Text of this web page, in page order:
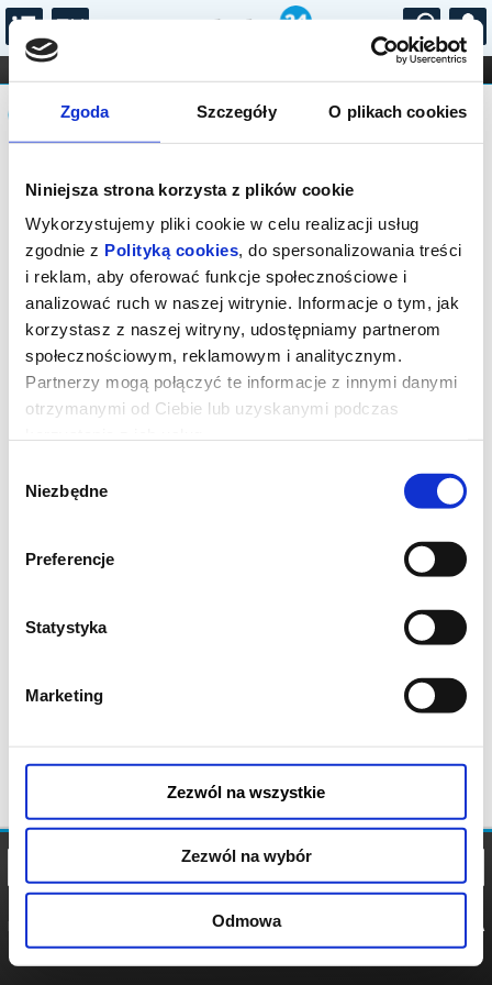
Zgoda Szczegóły O plikach cookies
Niniejsza strona korzysta z plików cookie
Wykorzystujemy pliki cookie w celu realizacji usług
zgodnie z Polityką cookies, do spersonalizowania treści
i reklam, aby oferować funkcje społecznościowe i
analizować ruch w naszej witrynie. Informacje o tym, jak
korzystasz z naszej witryny, udostępniamy partnerom
społecznościowym, reklamowym i analitycznym.
Partnerzy mogą połączyć te informacje z innymi danymi
otrzymanymi od Ciebie lub uzyskanymi podczas
zgody
Niezbędne
Preferencje
Statystyka
Marketing
Zezwól na wszystkie
Zezwól na wybór
Odmowa
...
FILHARMONIA OPERA I BALET
STAND-UP
DLA DZIECI
Komunikat
Sprzedaż biletów on-line na wydarzenie
została zakończona.
POLITYKA
POLITYKA